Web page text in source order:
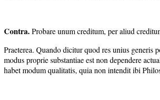
Contra.Probare unum creditum, per aliud
Praeterea. Quando dicitur quod res unius
modus proprie substantiae est non dependere
habet modum qualitatis, quia non intendit ibi